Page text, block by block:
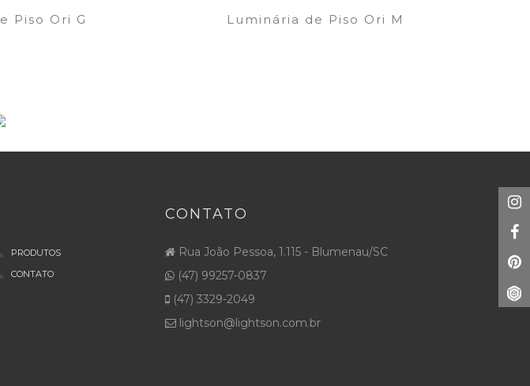
Piso Ori G Luminária de Piso Ori M
PRODUTOS
CONTATO
CONTATO
Rua João Pessoa, 1.115 - Blumenau/SC
(47) 99257-0837
(47) 3329-2049
lightson@lightson.com.br